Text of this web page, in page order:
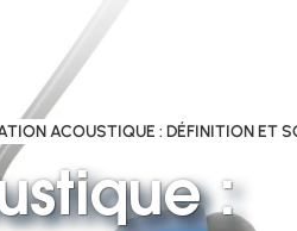
ACOUSTIQUE : DÉFINITION ET
: